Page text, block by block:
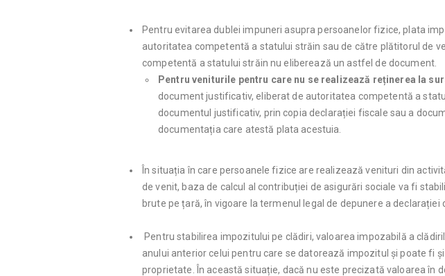
Pentru evitarea dublei impuneri asupra persoanelor fizice, plata
autoritatea competentă a statului străin sau de către plătitorul de
competentă a statului străin nu eliberează un astfel de document.
Pentru veniturile pentru care nu se realizează reținerea la
document justificativ, eliberat de autoritatea competentă a
documentul justificativ, prin copia declarației fiscale sau a
documentația care atestă plata acestuia.
În situația în care persoanele fizice are realizează venituri din
de venit, baza de calcul al contribuției de asigurări sociale va fi
brute pe țară, în vigoare la termenul legal de depunere a
Pentru stabilirea impozitului pe clădiri, valoarea impozabilă a
anului anterior celui pentru care se datorează impozitul și poate fi
proprietate. În această situație, dacă nu este precizată valoarea